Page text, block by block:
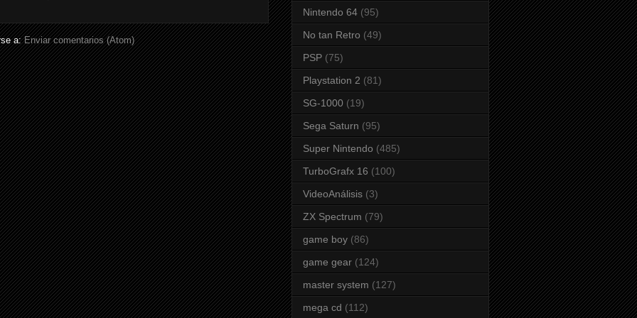
a:Enviar comentarios (Atom)
Nintendo 64 (95)
No tan Retro (49)
PSP (75)
Playstation 2 (81)
SG-1000 (19)
Sega Saturn (95)
Super Nintendo (485)
TurboGrafx 16 (100)
VideoAnálisis (3)
ZX Spectrum (79)
game boy (86)
game gear (124)
master system (127)
mega cd (112)